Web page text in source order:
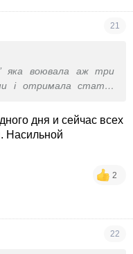
21
яка воювала аж три
і отримала статус
дня и сейчас всех
Насильной
2
22